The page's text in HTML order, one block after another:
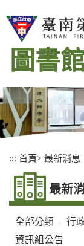
到
區
塊
圖書
::: 首頁> 最新消息
最新
全部分類 | 行
資訊組公告